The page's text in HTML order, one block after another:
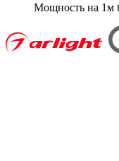
Мощность на 1м